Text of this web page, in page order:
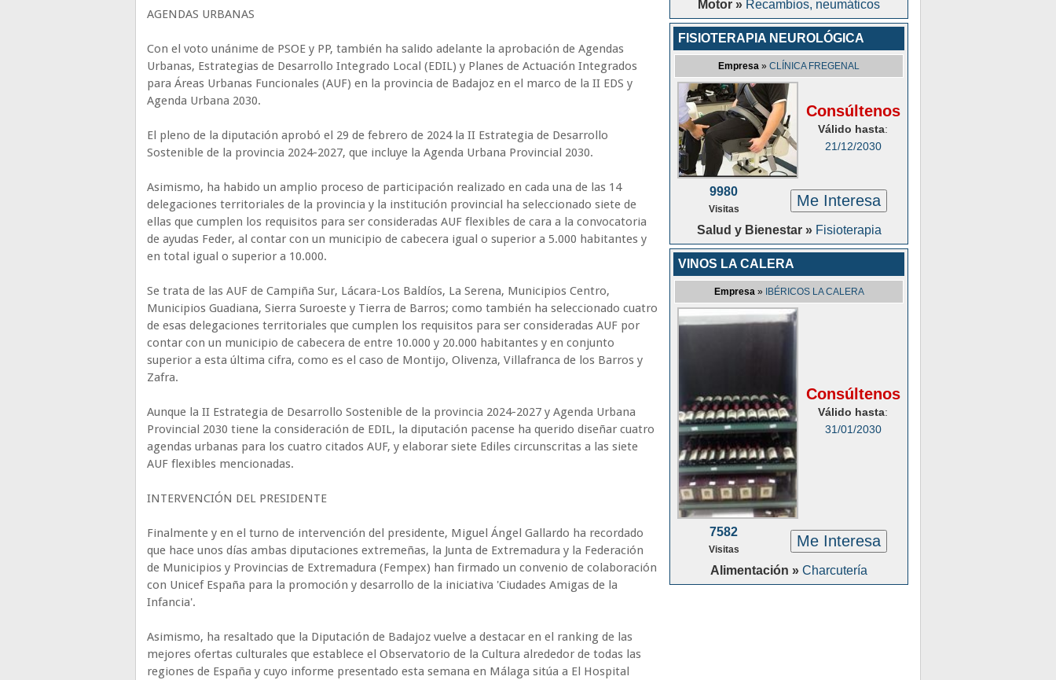
AGENDAS URBANAS
Con el voto unánime de PSOE y PP, también ha salido adelante la aprobación de Agendas
Urbanas, Estrategias de Desarrollo Integrado Local (EDIL) y Planes de Actuación Integrados
para Áreas Urbanas Funcionales (AUF) en la provincia de Badajoz en el marco de la II EDS y
Agenda Urbana 2030.
El pleno de la diputación aprobó el 29 de febrero de 2024 la II Estrategia de Desarrollo
Sostenible de la provincia 2024-2027, que incluye la Agenda Urbana Provincial 2030.
Asimismo, ha habido un amplio proceso de participación realizado en cada una de las 14
delegaciones territoriales de la provincia y la institución provincial ha seleccionado siete de
ellas que cumplen los requisitos para ser consideradas AUF flexibles de cara a la convocatoria
de ayudas Feder, al contar con un municipio de cabecera igual o superior a 5.000 habitantes y
en total igual o superior a 10.000.
Se trata de las AUF de Campiña Sur, Lácara-Los Baldíos, La Serena, Municipios Centro,
Municipios Guadiana, Sierra Suroeste y Tierra de Barros; como también ha seleccionado cuatro
de esas delegaciones territoriales que cumplen los requisitos para ser consideradas AUF por
contar con un municipio de cabecera de entre 10.000 y 20.000 habitantes y en conjunto
superior a esta última cifra, como es el caso de Montijo, Olivenza, Villafranca de los Barros y
Zafra.
Aunque la II Estrategia de Desarrollo Sostenible de la provincia 2024-2027 y Agenda Urbana
Provincial 2030 tiene la consideración de EDIL, la diputación pacense ha querido diseñar cuatro
agendas urbanas para los cuatro citados AUF, y elaborar siete Ediles circunscritas a las siete
AUF flexibles mencionadas.
INTERVENCIÓN DEL PRESIDENTE
Finalmente y en el turno de intervención del presidente, Miguel Ángel Gallardo ha recordado
que hace unos días ambas diputaciones extremeñas, la Junta de Extremadura y la Federación
de Municipios y Provincias de Extremadura (Fempex) han firmado un convenio de colaboración
con Unicef España para la promoción y desarrollo de la iniciativa 'Ciudades Amigas de la
Infancia'.
Asimismo, ha resaltado que la Diputación de Badajoz vuelve a destacar en el ranking de las
mejores ofertas culturales que establece el Observatorio de la Cultura alrededor de todas las
regiones de España y cuyo informe presentado esta semana en Málaga sitúa a El Hospital
Motor » Recambios, neumáticos
FISIOTERAPIA NEUROLÓGICA
Empresa » CLÍNICA FREGENAL
Consúltenos
Válido hasta:
21/12/2030
9980
Visitas Me Interesa
Salud y Bienestar » Fisioterapia
VINOS LA CALERA
Empresa » IBÉRICOS LA CALERA
Consúltenos
Válido hasta:
31/01/2030
7582
Visitas Me Interesa
Alimentación » Charcutería